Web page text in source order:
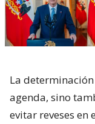
La
agenda, sino
evitar reveses en